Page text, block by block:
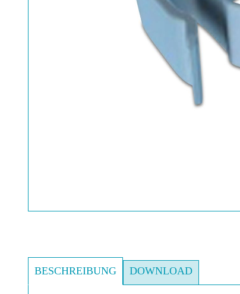
BESCHREIBUNG DOWNLOAD